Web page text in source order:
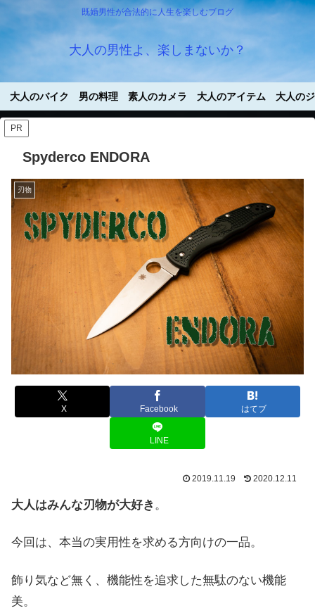
既婚男性が合法的に人生を楽しむブログ
大人の男性よ、楽しまないか？
大人のバイク 男の料理 素人のカメラ 大人のアイテム 大人の
PR
Spyderco ENDORA
刃物
X Facebook はてブ
LINE
2019.11.19 2020.12.11
大人はみんな刃物が大好き 。
今回は、本当の実用性を求める方向けの一品。
飾り気など無く、機能性を追求した無駄のない機能
美。